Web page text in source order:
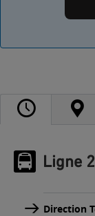
Ligne
Direction